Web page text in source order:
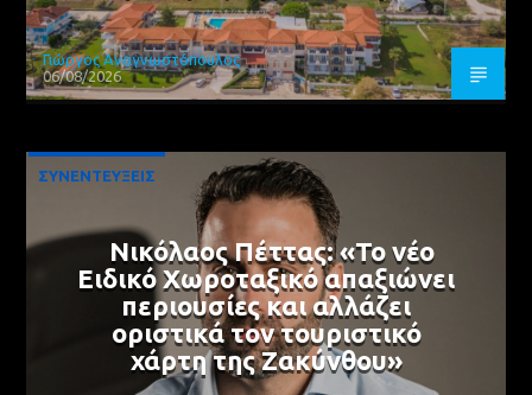
Γιώργος Αναγνωστόπουλος
06/08/2026
ΣΥΝΕΝΤΕΥΞΕΙΣ
Νικόλαος Πέττας: «Το νέο
Ειδικό Χωροταξικό απαξιώνει
περιουσίες και αλλάζει
οριστικά τον τουριστικό
χάρτη της Ζακύνθου»